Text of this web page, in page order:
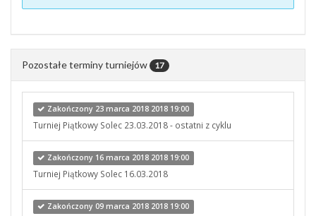
Pozostałe terminy turniejów 17
Zakończony 23 marca 2018 2018 19:00
Turniej Piątkowy Solec 23.03.2018 - ostatni z cyklu
Zakończony 16 marca 2018 2018 19:00
Turniej Piątkowy Solec 16.03.2018
Zakończony 09 marca 2018 2018 19:00